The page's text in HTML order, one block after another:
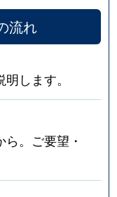
流れ
します。
。ご要望・